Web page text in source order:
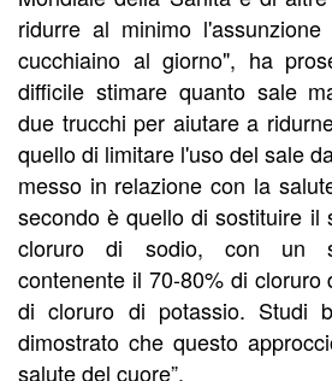
ridurre al minimo
cucchiaino al giorno", ha
difficile stimare quanto sale
due trucchi per aiutare a
quello di limitare l'uso del sale
messo in relazione con la
secondo è quello di sostituire il
cloruro di sodio, con un
contenente il 70-80% di
di cloruro di potassio. Studi
dimostrato che questo
salute del cuore”.